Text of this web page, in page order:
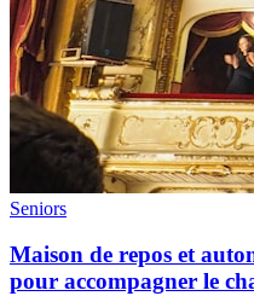
Seniors
Maison de repos et
pour accompagner le